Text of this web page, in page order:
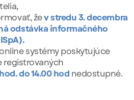
žev stredu 3. decembra
odstávka informačného
systémy poskytujúce
registrovaných
do 14.00 hod nedostupné.